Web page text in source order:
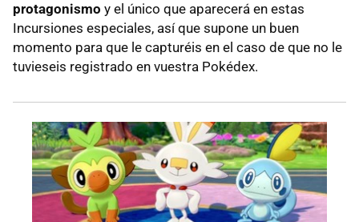
protagonismo y el único que aparecerá en estas
Incursiones especiales, así que supone un buen
momento para que le capturéis en el caso de que no le
tuvieseis registrado en vuestra Pokédex.